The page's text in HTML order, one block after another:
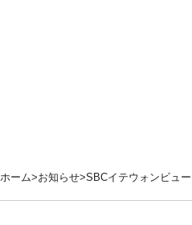
ホーム お知らせ SBCイテウォンビュ